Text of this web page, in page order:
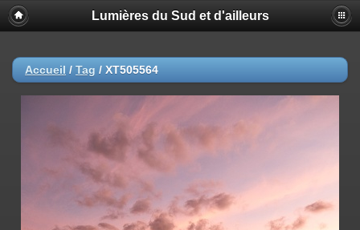
Lumières du Sud et d'ailleurs
Accueil / Tag / XT505564